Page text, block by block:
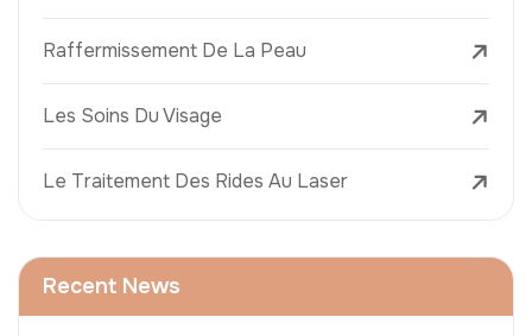
Raffermissement De La Peau
Les Soins Du Visage
Le Traitement Des Rides Au Laser
Recent News